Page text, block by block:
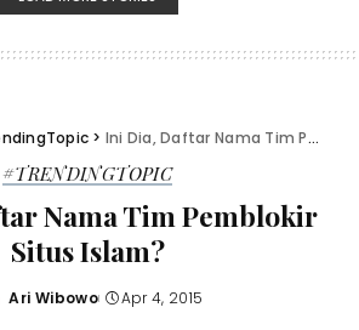
> Ini Dia, Daftar Nama Tim Pemblokir Situs Islam?
#TRENDINGTOPIC
Nama Tim Pemblokir
Situs Islam?
Posted
Ari Wibowo Apr 4, 2015